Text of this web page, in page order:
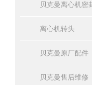
贝克曼离心机密
离心机转头
贝克曼原厂配件
贝克曼售后维修